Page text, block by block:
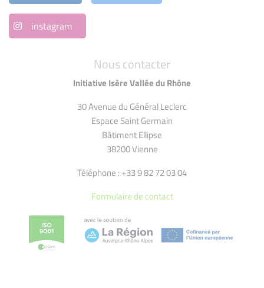
Nous contacter
Initiative Isère Vallée du Rhône
30 Avenue du Général Leclerc
Espace Saint Germain
Bâtiment Ellipse
38200 Vienne
Téléphone : +33 9 82 72 03 04
Formulaire de contact
instagram